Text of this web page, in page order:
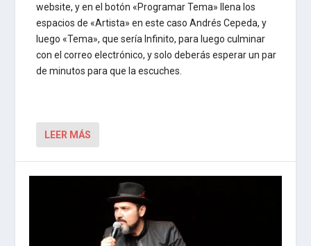
website, y en el botón «Programar Tema» llena los
espacios de «Artista» en este caso Andrés Cepeda, y
luego «Tema», que sería Infinito, para luego culminar
con el correo electrónico, y solo deberás esperar un par
de minutos para que la escuches.
LEER MÁS